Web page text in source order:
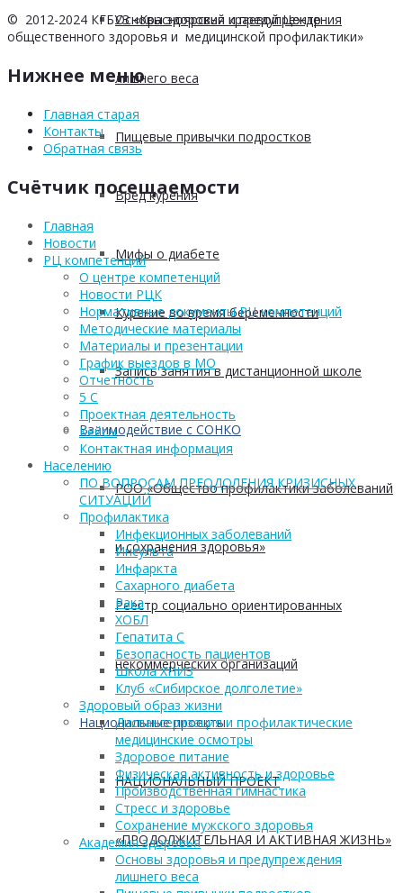
Основы здоровья и предупреждения
лишнего веса
Пищевые привычки подростков
Вред курения
Мифы о диабете
Курение во время беременности
Запись занятия в дистанционной школе
Взаимодействие с СОНКО
РОО «Общество профилактики заболеваний
и сохранения здоровья»
Реестр социально ориентированных
некоммерческих организаций
Национальные проекты
НАЦИОНАЛЬНЫЙ ПРОЕКТ
«ПРОДОЛЖИТЕЛЬНАЯ И АКТИВНАЯ ЖИЗНЬ»
© 2012-2024 КГБУЗ «Красноярский краевой Центр
общественного здоровья и медицинской профилактики»
Нижнее меню
Главная старая
Контакты
Обратная связь
Счётчик посещаемости
Главная
Новости
РЦ компетенций
О центре компетенций
Новости РЦК
Нормативные документы РЦ компетенций
Методические материалы
Материалы и презентации
График выездов в МО
Отчетность
5 С
Проектная деятельность
Кейсы
Контактная информация
Населению
ПО ВОПРОСАМ ПРЕОДОЛЕНИЯ КРИЗИСНЫХ
СИТУАЦИЙ
Профилактика
Инфекционных заболеваний
Инсульта
Инфаркта
Сахарного диабета
Рака
ХОБЛ
Гепатита С
Безопасность пациентов
Школа ХНИЗ
Клуб «Сибирское долголетие»
Здоровый образ жизни
Диспансеризация и профилактические
медицинские осмотры
Здоровое питание
Физическая активность и здоровье
Производственная гимнастика
Стресс и здоровье
Сохранение мужского здоровья
Академия здоровья
Основы здоровья и предупреждения
лишнего веса